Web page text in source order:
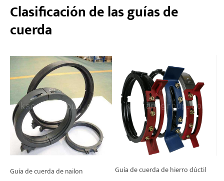
Proyectos
Blogs
Noticias
Sobre nosotros
Clasificación de las guías de
cuerda
Guía de cuerda de nailon Guía de cuerda de hierro dúctil